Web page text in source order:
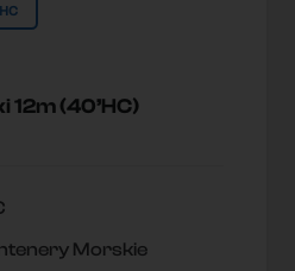
(40’HC)
Morskie